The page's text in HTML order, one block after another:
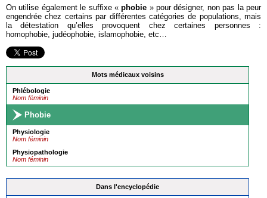
Mots médicaux voisins
Phlébologie
Nom féminin
Phobie
Physiologie
Nom féminin
Physiopathologie
Nom féminin
Dans l'encyclopédie
On utilise également le suffixe «phobie » pour désigner, non pas la peur
engendrée chez certains par différentes catégories de populations, mais
la détestation qu’elles provoquent chez certaines personnes :
homophobie, judéophobie, islamophobie, etc…